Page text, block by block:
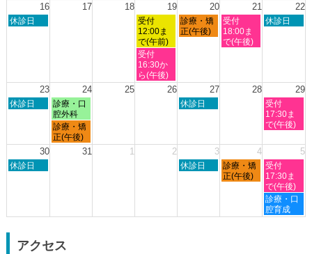
8
月
8
月
12th
2026
8
月
13th
8
月
14th
2026
8
月
16 17 18 19 20 21 22
日
2026
休診日
水
曜
日,
8
月
19th
2026
受付
12:00ま
で(午前)
木
曜
2026
診療・矯
正(午後)
金
曜
日,
2026
受付
18:00ま
で(午後)
土
2026
休診日
水
曜
日,
8
受付
16:30か
ら(午後)
23 24 25 26 27 28 29
日
月
2026
休診日
月
曜
日,
8
月
診療・口
腔外科
木
月
2026
休診日
土
曜
日,
月
2026
受付
17:30ま
で(午後)
月
曜
日,
診療・矯
正(午後)
30 31 1 2 3 4 5
日
30th
休診日
木
3rd
休診日
金
曜
4th
診療・矯
正(午後)
土
曜
日,
9
月
5th
受付
17:30ま
で(午後)
土
曜
日,
診療・口
腔育成
アクセス